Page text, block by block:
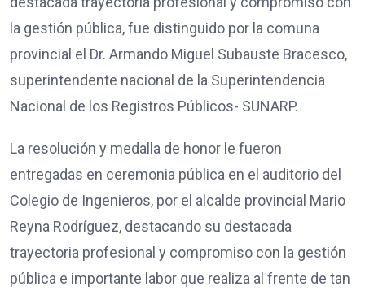
la gestión pública, fue distinguido por la comuna
provincial el Dr. Armando Miguel Subauste Bracesco,
superintendente nacional de la Superintendencia
Nacional de los Registros Públicos- SUNARP.
La resolución y medalla de honor le fueron
entregadas en ceremonia pública en el auditorio del
Colegio de Ingenieros, por el alcalde provincial Mario
Reyna Rodríguez, destacando su destacada
trayectoria profesional y compromiso con la gestión
pública e importante labor que realiza al frente de tan